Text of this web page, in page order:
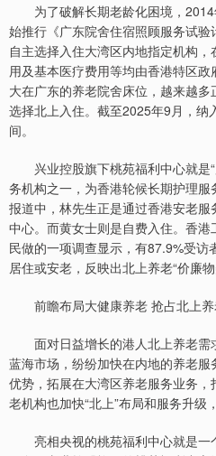
为了破解长期老龄化困境，2014
始推行《广东院舍住宿照顾服务试
自主选择入住大湾区内地指定机构
用及基本医疗费用等均由香港特区
大在广东的养老院舍床位，越来越
选择北上入住。截至2025年9月，纳
间。
兴业控股旗下桃苑福利中心就是“
务机构之一，为香港轮候长期护理
报道中，林先生正是通过香港安老
中心。而黄女士则是自费入住。香
民做的一项调查显示，有87.9%受访
居住或安老，反映出北上养老“价廉物
前瞻布局大健康养老 抢占北上养
面对日益增长的港人北上养老需
蓝海市场，纷纷加快在内地的养老
优势，拓展在大湾区养老服务业务，
老机构也加快“北上”布局和服务升级
亮相央视的桃苑福利中心就是一